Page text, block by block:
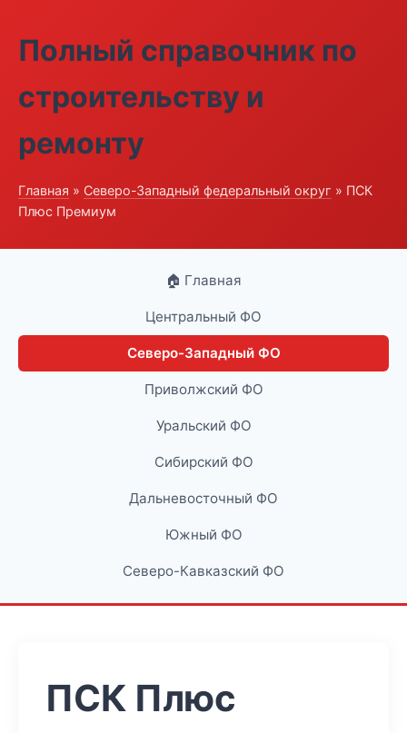
Полный справочник по
строительству и
ремонту
Главная » Северо-Западный федеральный округ » ПСК
Плюс Премиум
🏠 Главная
Центральный ФО
Северо-Западный ФО
Приволжский ФО
Уральский ФО
Сибирский ФО
Дальневосточный ФО
Южный ФО
Северо-Кавказский ФО
ПСК Плюс